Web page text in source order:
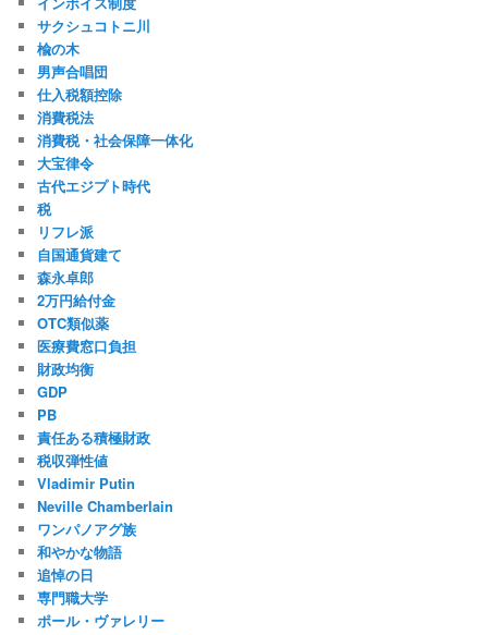
サクシュコトニ川
楡の木
男声合唱団
仕入税額控除
消費税法
消費税・社会保障一体化
大宝律令
古代エジプト時代
税
リフレ派
自国通貨建て
森永卓郎
2万円給付金
OTC類似薬
医療費窓口負担
財政均衡
GDP
PB
責任ある積極財政
税収弾性値
Vladimir Putin
Neville Chamberlain
ワンパノアグ族
和やかな物語
追悼の日
専門職大学
ポール・ヴァレリー